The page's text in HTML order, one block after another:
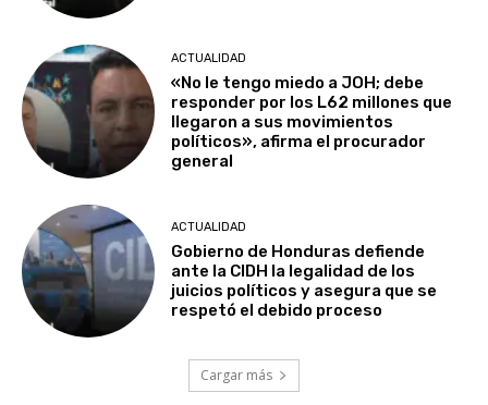
ACTUALIDAD
«No le tengo miedo a JOH; debe
responder por los L62 millones que
llegaron a sus movimientos
políticos», afirma el procurador
general
ACTUALIDAD
Gobierno de Honduras defiende
ante la CIDH la legalidad de los
juicios políticos y asegura que se
respetó el debido proceso
Cargar más